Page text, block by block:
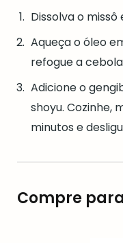
Dissolva o
Aqueça o óleo
refogue a
Adicione o
shoyu. Cozinhe,
minutos e
Compre